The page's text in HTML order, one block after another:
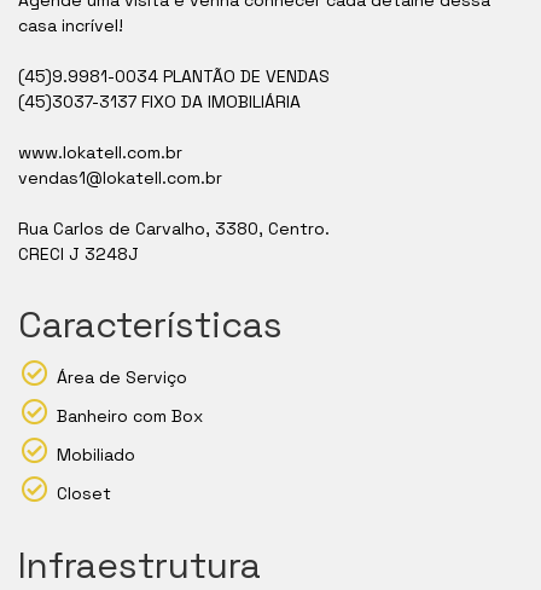
casa incrível!
(45)9.9981-0034 PLANTÃO DE VENDAS
(45)3037-3137 FIXO DA IMOBILIÁRIA
www.lokatell.com.br
vendas1@lokatell.com.br
Rua Carlos de Carvalho, 3380, Centro.
CRECI J 3248J
Características
Área de Serviço
Banheiro com Box
Mobiliado
Closet
Infraestrutura